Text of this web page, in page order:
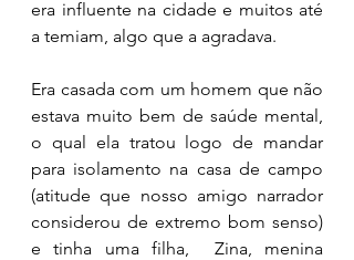
era influente na cidade e muitos até
a temiam, algo que a agradava.
Era casada com um homem que não
estava muito bem de saúde mental,
o qual ela tratou logo de mandar
para isolamento na casa de campo
(atitude que nosso amigo narrador
considerou de extremo bom senso)
e tinha uma filha,  Zina, menina